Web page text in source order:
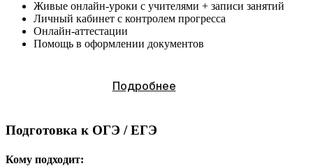
Живые онлайн-уроки с учителями + записи занятий
Личный кабинет с контролем прогресса
Онлайн-аттестации
Помощь в оформлении документов
Подробнее
Подготовка к ОГЭ / ЕГЭ
Кому подходит: